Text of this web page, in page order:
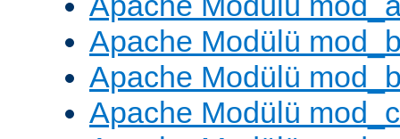
Apache Modülü
Apache Modülü
Apache Modülü